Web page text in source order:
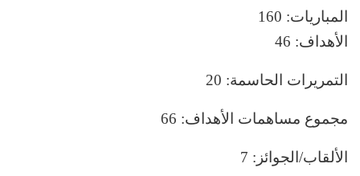
المباريات: 160
الأهداف: 46
التمريرات الحاسمة: 20
مجموع مساهمات الأهداف: 66
الألقاب/الجوائز: 7